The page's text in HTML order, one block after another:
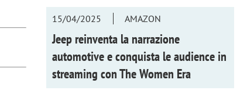
15/04/2025 AMAZON
Jeep reinventa la narrazione
automotive e conquista le audience in
streaming conThe Women Era